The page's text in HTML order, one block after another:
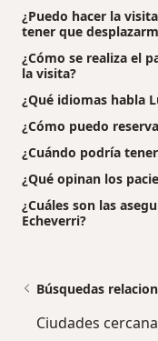
¿Puedo hacer la
tener que
¿Cómo se realiza el
la visita?
¿Qué idiomas habla
¿Cómo puedo
¿Cuándo podría
¿Qué opinan los
¿Cuáles son las
Echeverri?
Búsquedas
Ciudades